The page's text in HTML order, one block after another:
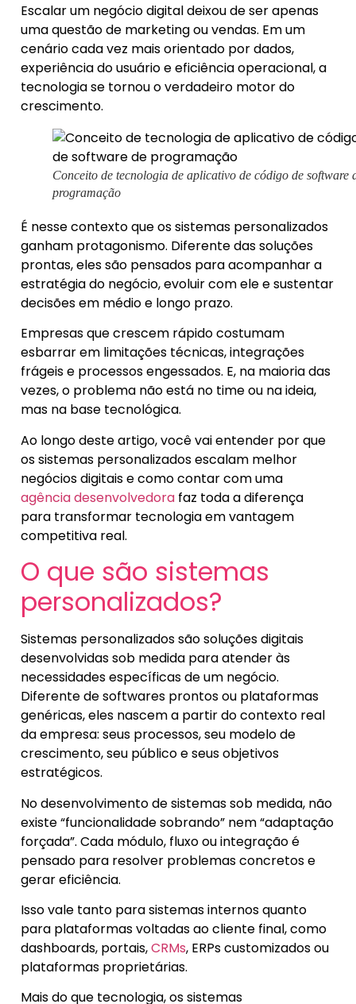
Escalar um negócio digital deixou de ser apenas
uma questão de marketing ou vendas. Em um
cenário cada vez mais orientado por dados,
experiência do usuário e eficiência operacional, a
tecnologia se tornou o verdadeiro motor do
crescimento.
Conceito de tecnologia de aplicativo de código de software
programação
É nesse contexto que os sistemas personalizados
ganham protagonismo. Diferente das soluções
prontas, eles são pensados para acompanhar a
estratégia do negócio, evoluir com ele e sustentar
decisões em médio e longo prazo.
Empresas que crescem rápido costumam
esbarrar em limitações técnicas, integrações
frágeis e processos engessados. E, na maioria das
vezes, o problema não está no time ou na ideia,
mas na base tecnológica.
Ao longo deste artigo, você vai entender por que
os sistemas personalizados escalam melhor
negócios digitais e como contar com uma
agência desenvolvedora faz toda a diferença
para transformar tecnologia em vantagem
competitiva real.
O que são sistemas
personalizados?
Sistemas personalizados são soluções digitais
desenvolvidas sob medida para atender às
necessidades específicas de um negócio.
Diferente de softwares prontos ou plataformas
genéricas, eles nascem a partir do contexto real
da empresa: seus processos, seu modelo de
crescimento, seu público e seus objetivos
estratégicos.
No desenvolvimento de sistemas sob medida, não
existe “funcionalidade sobrando” nem “adaptação
forçada”. Cada módulo, fluxo ou integração é
pensado para resolver problemas concretos e
gerar eficiência.
Isso vale tanto para sistemas internos quanto
para plataformas voltadas ao cliente final, como
dashboards, portais,CRMs, ERPs customizados ou
plataformas proprietárias.
Mais do que tecnologia, os sistemas